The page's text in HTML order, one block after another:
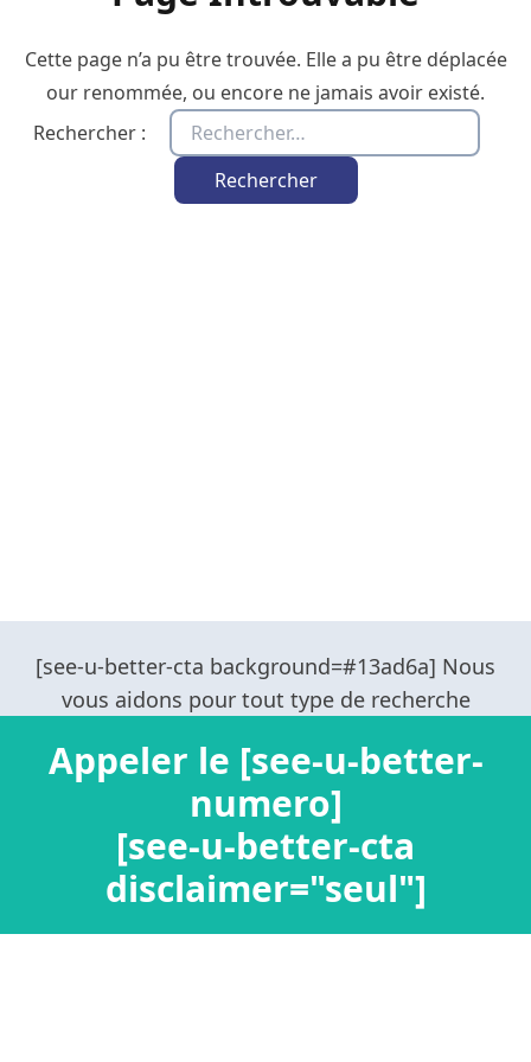
Cette page n’a pu être trouvée. Elle a pu être déplacée
our renommée, ou encore ne jamais avoir existé.
Rechercher :
Appeler le [see-u-better-
numero]
[see-u-better-cta
disclaimer="seul"]